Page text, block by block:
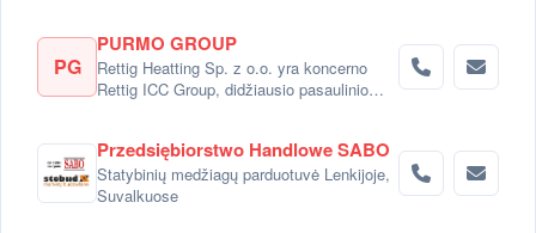
PG
PURMO GROUP
Rettig Heatting Sp. z o.o. yra koncerno
Rettig ICC Group, didžiausio pasaulinio
Przedsiębiorstwo Handlowe SABO
Statybinių medžiagų parduotuvė Lenkijoje,
Suvalkuose